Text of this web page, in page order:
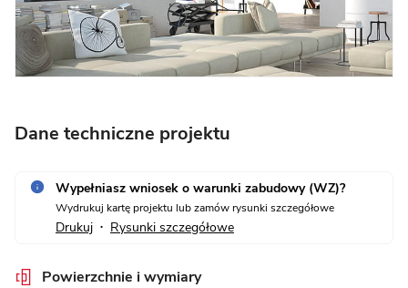
Dane techniczne projektu
Wypełniasz wniosek o warunki zabudowy (WZ)?
Wydrukuj kartę projektu lub zamów rysunki szczegółowe
Drukuj • Rysunki szczegółowe
Powierzchnie i wymiary